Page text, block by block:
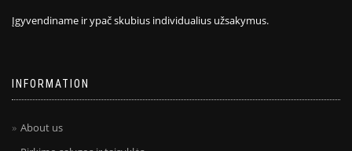
Įgyvendiname ir ypač skubius individualius užsakymus.
INFORMATION
About us